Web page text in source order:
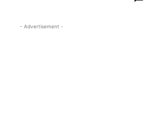
- Advertisement -